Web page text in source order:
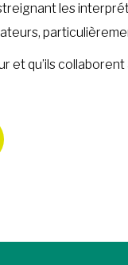
les
et qu’ils